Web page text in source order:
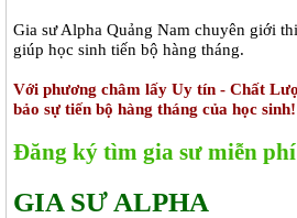
Gia sư Alpha Quảng Nam chuyên giới
giúp học sinh tiến bộ hàng tháng.
Với phương châm lấy Uy tín - Chất
bảo sự tiến bộ hàng tháng của học sinh!
Đăng ký tìm gia sư miễn
GIA SƯ ALPHA